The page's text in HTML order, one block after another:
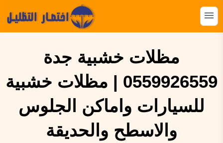
التجاوز
إلى القائمة
ابحث
المظلات
السواتر
مظلات خشبية جدة
0559926559 | مظلات خشبية
للسيارات واماكن الجلوس
والاسطح والحديقة